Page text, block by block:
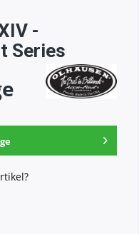
-
Series